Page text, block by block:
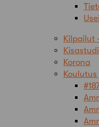
Kilpailut
Korona